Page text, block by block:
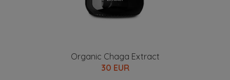
Organic Chaga Extract
30 EUR